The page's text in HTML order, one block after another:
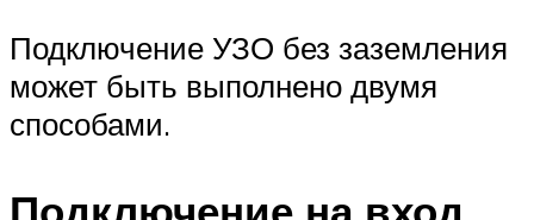
Подключение УЗО без заземления
может быть выполнено двумя
способами.